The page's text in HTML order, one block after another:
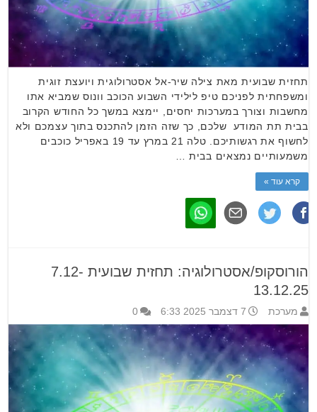
תחזית שבועית מאת צילה שיר-אל אסטרולוגית ויועצת זוגית
ומשפחתית לפניכם טיפ לילידי השבוע הכוכב וונוס שמביא אתו
מחשבות וצורך במערכות יחסים, יימצא במשך כל החודש הקרוב
בבית תת המודע שלכם, כך שזה הזמן להתכנס בתוך עצמכם ולא
לחשוף את רגשותיכם. טלה 21 במרץ עד 19 באפריל כוכבים
משמעותיים נמצאים בבית …
קרא עוד »
הורוסקופ/אסטרולוגיה: תחזית שבועית 7.12-
13.12.25
מערכת 7 דצמבר 2025 6:33 0